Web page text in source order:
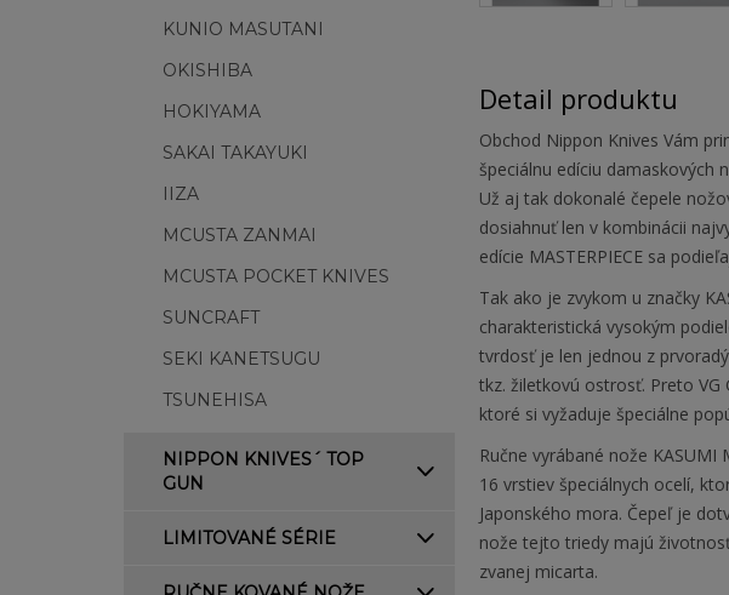
KUNIO MASUTANI
OKISHIBA
HOKIYAMA
SAKAI TAKAYUKI
IIZA
MCUSTA ZANMAI
MCUSTA POCKET KNIVES
SUNCRAFT
SEKI KANETSUGU
TSUNEHISA
NIPPON KNIVES´ TOP
GUN
LIMITOVANÉ SÉRIE
Detail produktu
Obchod Nippon Knives Vám
špeciálnu edíciu damaskových
Už aj tak dokonalé čepele
dosiahnuť len v kombinácii
edície MASTERPIECE sa
Tak ako je zvykom u značky
charakteristická vysokým
tvrdosť je len jednou z
tkz. žiletkovú ostrosť. Preto
ktoré si vyžaduje špeciálne
Ručne vyrábané nože
16 vrstiev špeciálnych ocelí,
Japonského mora. Čepeľ je
nože tejto triedy majú
zvanej micarta.